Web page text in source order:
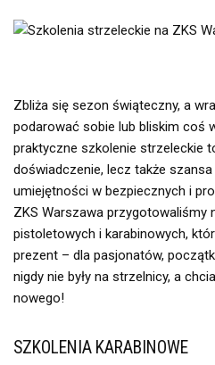
Zbliża się sezon świąteczny, a
podarować sobie lub bliskim coś
praktyczne szkolenie strzeleckie
doświadczenie, lecz także
umiejętności w bezpiecznych i
ZKS Warszawa przygotowaliśmy
pistoletowych i karabinowych,
prezent – dla pasjonatów,
nigdy nie były na strzelnicy, a
nowego!
SZKOLENIA KARABINOWE